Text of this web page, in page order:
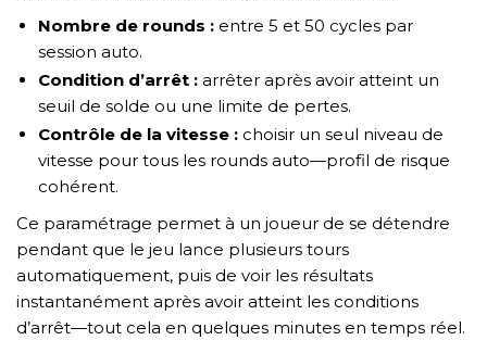
Nombre de rounds : entre 5 et 50 cycles par
session auto.
Condition d’arrêt : arrêter après avoir atteint un
seuil de solde ou une limite de pertes.
Contrôle de la vitesse : choisir un seul niveau de
vitesse pour tous les rounds auto—profil de risque
cohérent.
Ce paramétrage permet à un joueur de se détendre
pendant que le jeu lance plusieurs tours
automatiquement, puis de voir les résultats
instantanément après avoir atteint les conditions
d’arrêt—tout cela en quelques minutes en temps réel.